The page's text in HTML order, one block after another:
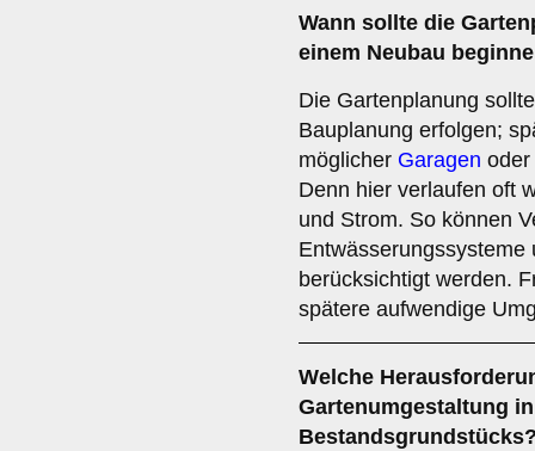
Wann sollte die
einem Neubau
Die Gartenplanung
Bauplanung erfolgen;
möglicher Garagen oder
Denn hier verlaufen oft
und Strom. So können
berücksichtigt werden.
spätere aufwendige
Welche
Gartenumgestaltung